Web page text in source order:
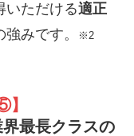
いただける適正
みです。 ※2
】
最長クラスの